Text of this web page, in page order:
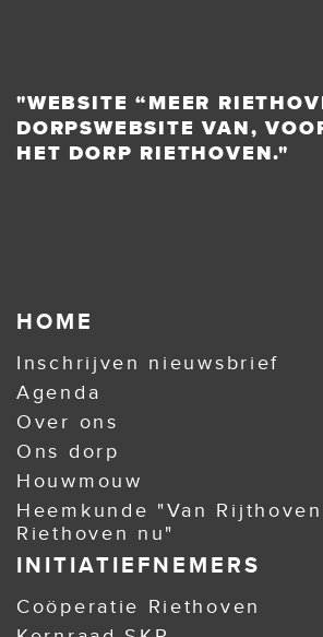
"WEBSITE “MEER
DORPSWEBSITE VAN,
HET DORP RIETHOVEN."
HOME
Inschrijven nieuwsbrief
Agenda
Over ons
Ons dorp
Houwmouw
Heemkunde "Van
Riethoven nu"
INITIATIEFNEMERS
Coöperatie Riethoven